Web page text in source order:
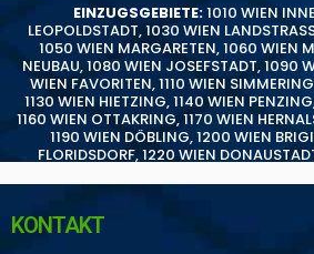
EINZUGSGEBIETE:1010 WIEN
LEOPOLDSTADT,1030 WIEN
1050 WIEN MARGARETEN,1060 WIEN
NEUBAU,1080 WIEN JOSEFSTADT,1090
WIEN FAVORITEN,1110 WIEN SIMMERING
1130 WIEN HIETZING,1140 WIEN PENZING
1160 WIEN OTTAKRING,1170 WIEN
1190 WIEN DÖBLING,1200 WIEN
FLORIDSDORF,1220 WIEN
KONTAKT